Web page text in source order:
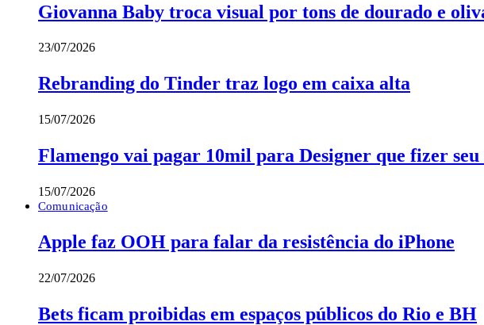
Giovanna Baby troca visual por tons de dourado e
23/07/2026
Rebranding do Tinder traz logo em caixa alta
15/07/2026
Flamengo vai pagar 10mil para Designer que fizer
15/07/2026
Comunicação
Apple faz OOH para falar da resistência do iPhone
22/07/2026
Bets ficam proibidas em espaços públicos do Rio e BH